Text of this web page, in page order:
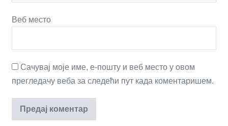
Веб место
Сачувај моје име, е-пошту и веб место у овом
прегледачу веба за следећи пут када коментаришем.